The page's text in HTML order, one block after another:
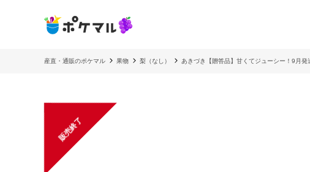
産直・通販のポケマル 果物 梨（なし） あきづき【贈答品】甘くてジューシー！9月発
販売終了